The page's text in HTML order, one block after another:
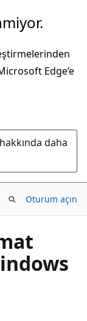
Edge’e
daha
Oturum açın